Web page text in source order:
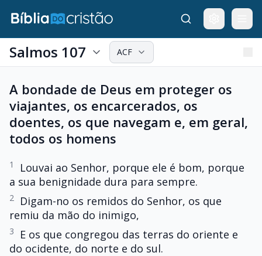
Salmos 107 ACF
A bondade de Deus em proteger os
viajantes, os encarcerados, os
doentes, os que navegam e, em geral,
todos os homens
1
Louvai ao Senhor, porque ele é bom, porque
a sua benignidade dura para sempre.
2
Digam-no os remidos do Senhor, os que
remiu da mão do inimigo,
3
E os que congregou das terras do oriente e
do ocidente, do norte e do sul.